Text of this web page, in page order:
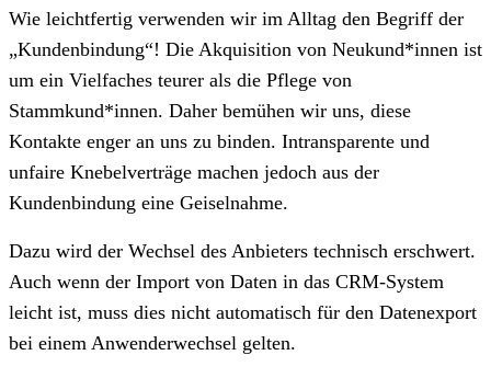
Wie leichtfertig verwenden wir im Alltag den Begriff der
„Kundenbindung“! Die Akquisition von Neukund*innen ist
um ein Vielfaches teurer als die Pflege von
Stammkund*innen. Daher bemühen wir uns, diese
Kontakte enger an uns zu binden. Intransparente und
unfaire Knebelverträge machen jedoch aus der
Kundenbindung eine Geiselnahme.
Dazu wird der Wechsel des Anbieters technisch erschwert.
Auch wenn der Import von Daten in das CRM-System
leicht ist, muss dies nicht automatisch für den Datenexport
bei einem Anwenderwechsel gelten.